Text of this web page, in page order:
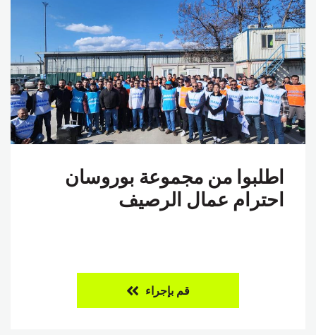
اطلبوا من مجموعة بوروسان
احترام عمال الرصيف
قم بإجراء